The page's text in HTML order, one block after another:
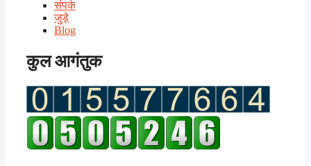
संपर्क
जुड़े
Blog
कुल आगंतुक